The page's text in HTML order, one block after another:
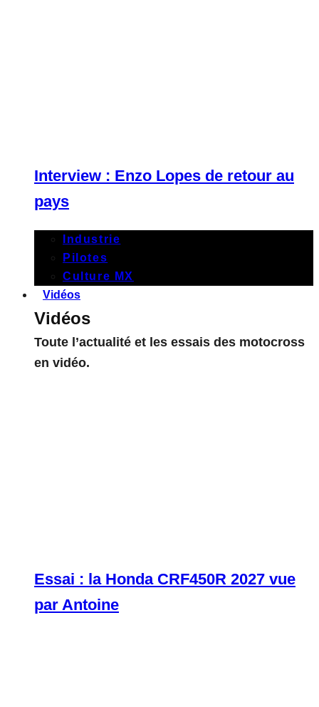
Interview : Enzo Lopes de retour au
pays
Industrie
Pilotes
Culture MX
Vidéos
Vidéos
Toute l’actualité et les essais des motocross
en vidéo.
Essai : la Honda CRF450R 2027 vue
par Antoine